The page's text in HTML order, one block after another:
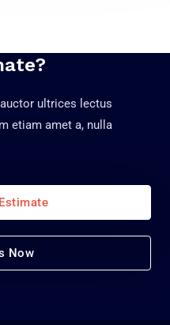
ultrices lectus
etiam amet a, nulla
Now